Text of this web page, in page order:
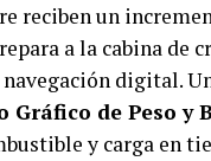
reciben un
a la cabina de
digital.
Gráfico de Peso y
y carga en